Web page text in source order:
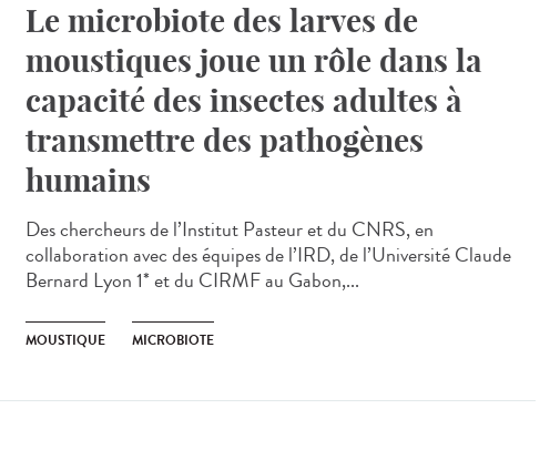
Le microbiote des larves de
moustiques joue un rôle dans la
capacité des insectes adultes à
transmettre des pathogènes
humains
Des chercheurs de l’Institut Pasteur et du CNRS, en
collaboration avec des équipes de l’IRD, de l’Université Claude
Bernard Lyon 1* et du CIRMF au Gabon,...
MOUSTIQUE MICROBIOTE